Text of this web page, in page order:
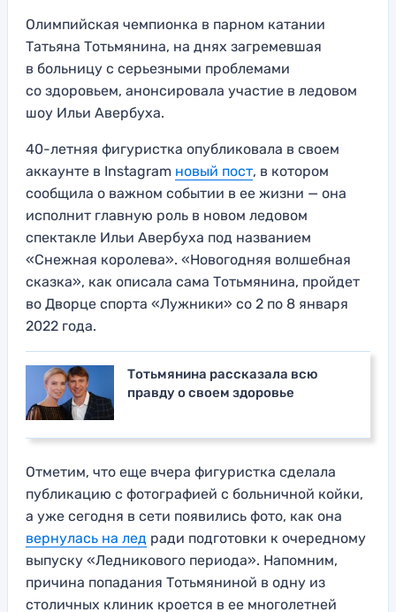
Олимпийская чемпионка в парном катании
Татьяна Тотьмянина, на днях загремевшая
в больницу с серьезными проблемами
со здоровьем, анонсировала участие в ледовом
шоу Ильи Авербуха.
40-летняя фигуристка опубликовала в своем
аккаунте в Instagram новый пост, в котором
сообщила о важном событии в ее жизни — она
исполнит главную роль в новом ледовом
спектакле Ильи Авербуха под названием
«Снежная королева». «Новогодняя волшебная
сказка», как описала сама Тотьмянина, пройдет
во Дворце спорта «Лужники» со 2 по 8 января
2022 года.
Тотьмянина рассказала всю
правду о своем здоровье
Отметим, что еще вчера фигуристка сделала
публикацию с фотографией с больничной койки,
а уже сегодня в сети появились фото, как она
вернулась на лед ради подготовки к очередному
выпуску «Ледникового периода». Напомним,
причина попадания Тотьмяниной в одну из
столичных клиник кроется в ее многолетней